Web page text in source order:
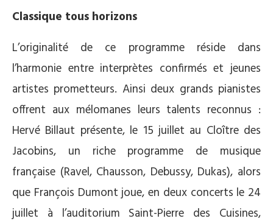
Classique tous horizons
L’originalité de ce programme réside dans
l’harmonie entre interprètes confirmés et jeunes
artistes prometteurs. Ainsi deux grands pianistes
offrent aux mélomanes leurs talents reconnus :
Hervé Billaut présente, le 15 juillet au Cloître des
Jacobins, un riche programme de musique
française (Ravel, Chausson, Debussy, Dukas), alors
que François Dumont joue, en deux concerts le 24
juillet à l’auditorium Saint-Pierre des Cuisines,